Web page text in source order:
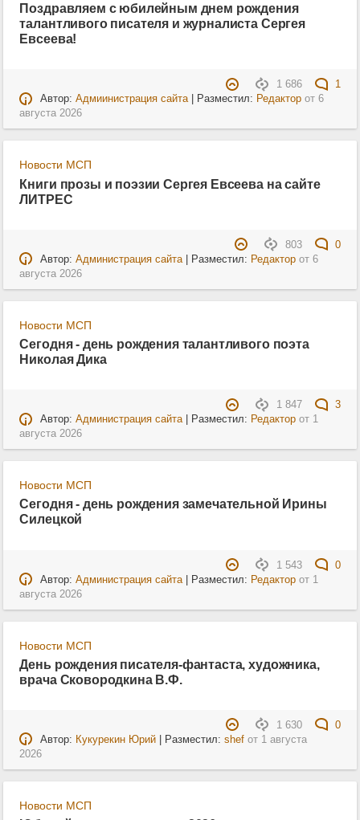
Поздравляем с юбилейным днем рождения
талантливого писателя и журналиста Сергея
Евсеева!
1 686
1
Автор: Адмиинистрация сайта| Разместил: Редакторот 6
августа 2026
Новости МСП
Книги прозы и поэзии Сергея Евсеева на сайте
ЛИТРЕС
803
0
Автор: Администрация сайта| Разместил: Редакторот 6
августа 2026
Новости МСП
Сегодня - день рождения талантливого поэта
Николая Дика
1 847
3
Автор: Администрация сайта| Разместил: Редакторот 1
августа 2026
Новости МСП
Сегодня - день рождения замечательной Ирины
Силецкой
1 543
0
Автор: Администрация сайта| Разместил: Редакторот 1
августа 2026
Новости МСП
День рождения писателя-фантаста, художника,
врача Сковородкина В.Ф.
1 630
0
Автор: Кукурекин Юрий| Разместил: shefот 1 августа
2026
Новости МСП